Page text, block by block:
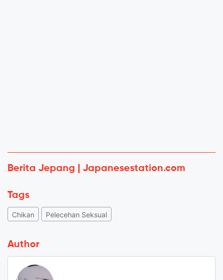
Berita Jepang | Japanesestation.com
Tags
Chikan Pelecehan Seksual
Author